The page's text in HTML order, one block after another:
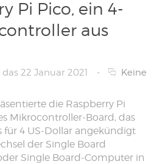
Pi Pico, ein 4-
aus
das 22 Januar 2021 -
Keine
die Raspberry Pi
Mikrocontroller-Board, das
für 4 US-Dollar angekündigt
der Single Board
Single Board-Computer in